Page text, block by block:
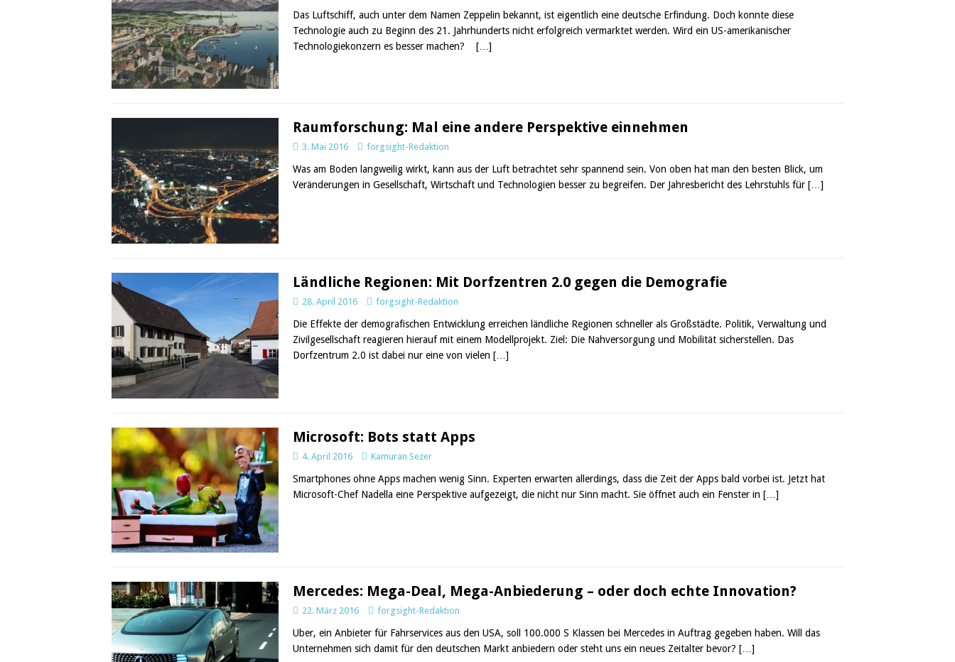
Das Luftschiff, auch unter dem Namen Zeppelin bekannt, ist eigentlich eine deutsche Erfindung. Doch konnte diese
Technologie auch zu Beginn des 21. Jahrhunderts nicht erfolgreich vermarktet werden. Wird ein US-amerikanischer
Technologiekonzern es besser machen? […]
Raumforschung: Mal eine andere Perspektive einnehmen
3. Mai 2016 forgsight-Redaktion
Was am Boden langweilig wirkt, kann aus der Luft betrachtet sehr spannend sein. Von oben hat man den besten Blick, um
Veränderungen in Gesellschaft, Wirtschaft und Technologien besser zu begreifen. Der Jahresbericht des Lehrstuhls für […]
Ländliche Regionen: Mit Dorfzentren 2.0 gegen die Demografie
28. April 2016 forgsight-Redaktion
Die Effekte der demografischen Entwicklung erreichen ländliche Regionen schneller als Großstädte. Politik, Verwaltung und
Zivilgesellschaft reagieren hierauf mit einem Modellprojekt. Ziel: Die Nahversorgung und Mobilität sicherstellen. Das
Dorfzentrum 2.0 ist dabei nur eine von vielen […]
Microsoft: Bots statt Apps
4. April 2016 Kamuran Sezer
Smartphones ohne Apps machen wenig Sinn. Experten erwarten allerdings, dass die Zeit der Apps bald vorbei ist. Jetzt hat
Microsoft-Chef Nadella eine Perspektive aufgezeigt, die nicht nur Sinn macht. Sie öffnet auch ein Fenster in […]
Mercedes: Mega-Deal, Mega-Anbiederung – oder doch echte Innovation?
22. März 2016 forgsight-Redaktion
Uber, ein Anbieter für Fahrservices aus den USA, soll 100.000 S Klassen bei Mercedes in Auftrag gegeben haben. Will das
Unternehmen sich damit für den deutschen Markt anbiedern oder steht uns ein neues Zeitalter bevor? […]